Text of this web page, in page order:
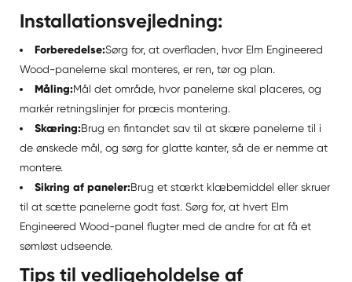
Installationsvejledning:
Forberedelse:Sørg for, at overfladen, hvor Elm Engineered
Wood-panelerne skal monteres, er ren, tør og plan.
Måling:Mål det område, hvor panelerne skal placeres, og
markér retningslinjer for præcis montering.
Skæring:Brug en fintandet sav til at skære panelerne til i
de ønskede mål, og sørg for glatte kanter, så de er nemme at
montere.
Sikring af paneler:Brug et stærkt klæbemiddel eller skruer
til at sætte panelerne godt fast. Sørg for, at hvert Elm
Engineered Wood-panel flugter med de andre for at få et
sømløst udseende.
Tips til vedligeholdelse af